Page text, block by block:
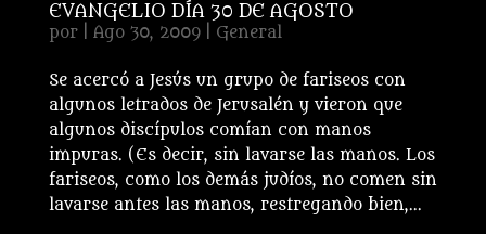
EVANGELIO DÍA 30 DE AGOSTO
por Ago 30, 2009| General
Se acercó a Jesús un grupo de fariseos con
algunos letrados de Jerusalén y vieron que
algunos discípulos comían con manos
impuras. (Es decir, sin lavarse las manos. Los
fariseos, como los demás judíos, no comen sin
lavarse antes las manos, restregando bien,...